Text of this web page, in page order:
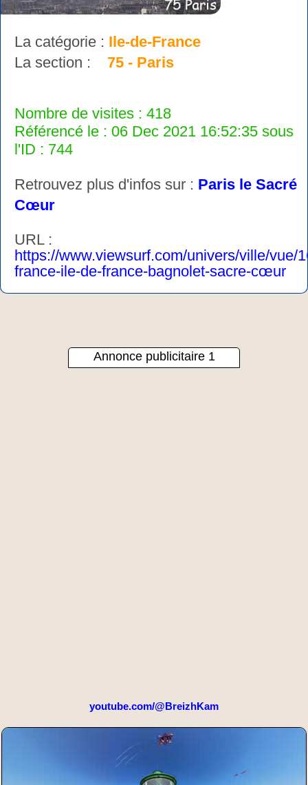
La catégorie : Ile-de-France
La section : 75 - Paris
Nombre de visites : 418
Référencé le : 06 Dec 2021 16:52:35 sous
l'ID : 744
Retrouvez plus d'infos sur : Paris le Sacré
Cœur
URL :
https://www.viewsurf.com/univers/ville/vue/
france-ile-de-france-bagnolet-sacre-cœur
Annonce publicitaire 1
youtube.com/@BreizhKam